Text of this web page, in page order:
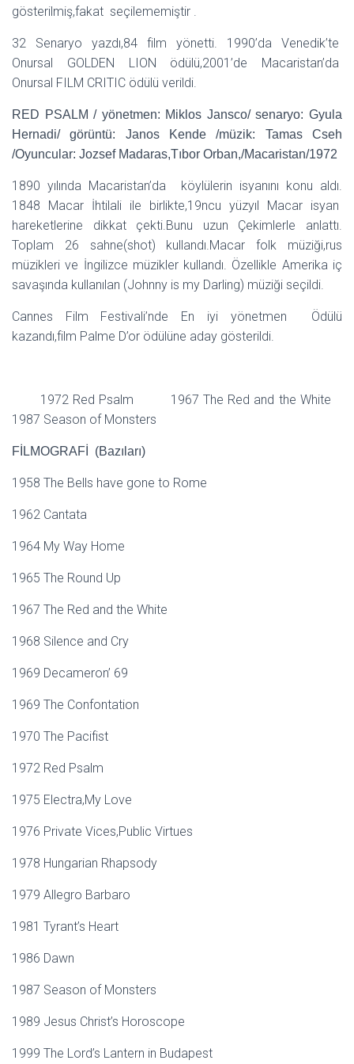
gösterilmiş,fakat seçilememiştir .
32 Senaryo yazdı,84 film yönetti. 1990’da Venedik’te
Onursal GOLDEN LION ödülü,2001’de Macaristan’da
Onursal FILM CRITIC ödülü verildi.
RED PSALM / yönetmen: Miklos Jansco/ senaryo: Gyula
Hernadi/ görüntü: Janos Kende /müzik: Tamas Cseh
/Oyuncular: Jozsef Madaras,Tıbor Orban,/Macaristan/1972
1890 yılında Macaristan’da köylülerin isyanını konu aldı.
1848 Macar İhtilali ile birlikte,19ncu yüzyıl Macar isyan
hareketlerine dikkat çekti.Bunu uzun Çekimlerle anlattı.
Toplam 26 sahne(shot) kullandı.Macar folk müziği,rus
müzikleri ve İngilizce müzikler kullandı. Özellikle Amerika iç
savaşında kullanılan (Johnny is my Darling) müziği seçildi.
Cannes Film Festivali’nde En iyi yönetmen Ödülü
kazandı,film Palme D’or ödülüne aday gösterildi.
1972 Red Psalm 1967 The Red and the White
1987 Season of Monsters
FİLMOGRAFİ (Bazıları)
1958 The Bells have gone to Rome
1962 Cantata
1964 My Way Home
1965 The Round Up
1967 The Red and the White
1968 Silence and Cry
1969 Decameron’ 69
1969 The Confontation
1970 The Pacifist
1972 Red Psalm
1975 Electra,My Love
1976 Private Vices,Public Virtues
1978 Hungarian Rhapsody
1979 Allegro Barbaro
1981 Tyrant’s Heart
1986 Dawn
1987 Season of Monsters
1989 Jesus Christ’s Horoscope
1999 The Lord’s Lantern in Budapest